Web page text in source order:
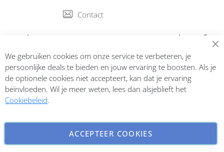
Contact
Abonneer op onze nieuwsbrief
Inschrijven
We gebruiken cookies om onze service te verbeteren, je
persoonlijke deals te bieden en jouw ervaring te boosten. Als je
de optionele cookies niet accepteert, kan dat je ervaring
beïnvloeden. Wil je meer weten, lees dan alsjeblieft het
Cookiebeleid.
ACCEPTEER COOKIES